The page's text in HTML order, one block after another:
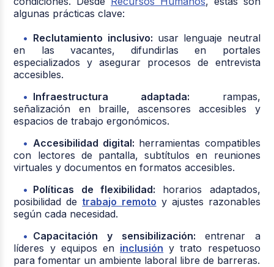
algunas prácticas clave:
Reclutamiento inclusivo: usar lenguaje neutral
en las vacantes, difundirlas en portales
especializados y asegurar procesos de entrevista
accesibles.
Infraestructura adaptada: rampas,
señalización en braille, ascensores accesibles y
espacios de trabajo ergonómicos.
Accesibilidad digital: herramientas compatibles
con lectores de pantalla, subtítulos en reuniones
virtuales y documentos en formatos accesibles.
Políticas de flexibilidad: horarios adaptados,
posibilidad de trabajo remoto y ajustes razonables
según cada necesidad.
Capacitación y sensibilización: entrenar a
líderes y equipos en inclusión y trato respetuoso
para fomentar un ambiente laboral libre de barreras.